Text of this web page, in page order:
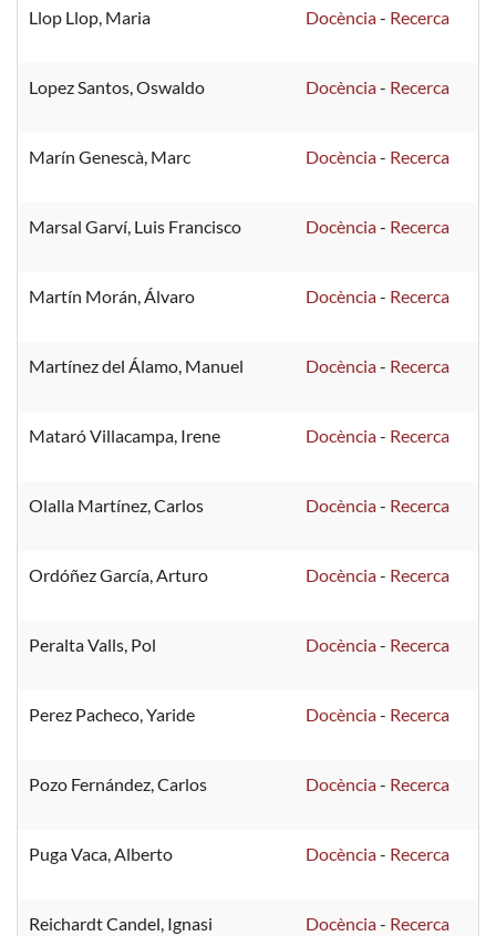
Llop Llop, Maria Docència- Recerca
Lopez Santos, Oswaldo Docència- Recerca
Marín Genescà, Marc Docència- Recerca
Marsal Garví, Luis Francisco Docència- Recerca
Martín Morán, Álvaro Docència- Recerca
Martínez del Álamo, Manuel Docència- Recerca
Mataró Villacampa, Irene Docència- Recerca
Olalla Martínez, Carlos Docència- Recerca
Ordóñez García, Arturo Docència- Recerca
Peralta Valls, Pol Docència- Recerca
Perez Pacheco, Yaride Docència- Recerca
Pozo Fernández, Carlos Docència- Recerca
Puga Vaca, Alberto Docència- Recerca
Reichardt Candel, Ignasi Docència- Recerca